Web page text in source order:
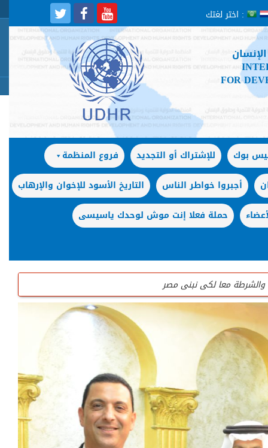
اختر لغتك :
FOR
بوك للإشتراك أو التجديد
فروع المنظمة
أجبروا خواطر الناس
التاريخ الأسود للإخوان والإرهاب
حملة فعلا إنت موش لوحدك ياسيسى
معا لكى نبنى مصر
وليست وظيفه
/ 0201020407090
الداخل أو الخارج